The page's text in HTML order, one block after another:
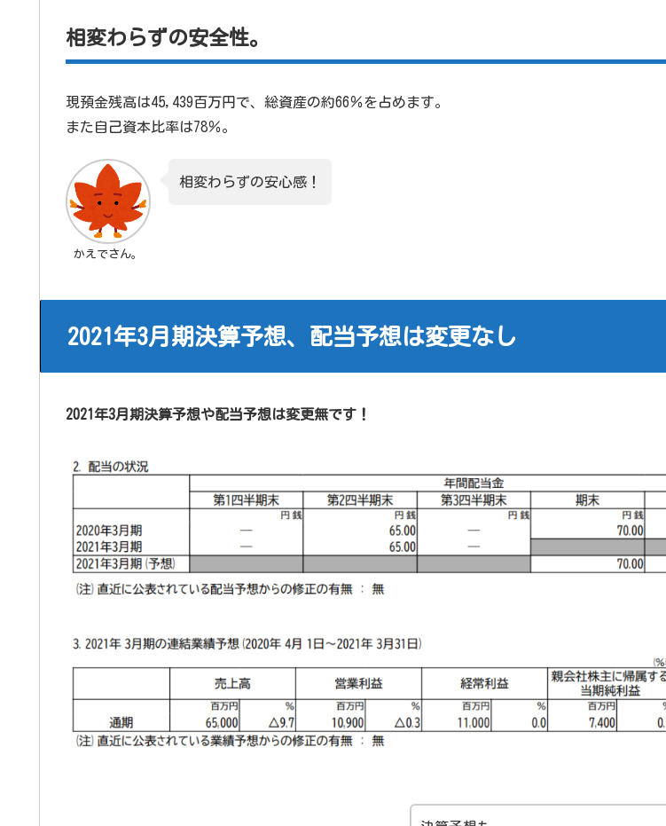
相変わらずの安全性。
現預金残高は45,439百万円で、総資産の約66％を占めます。
また自己資本比率は78％。
かえでさん。
相変わらずの安心感！
2021年3月期決算予想、配当予想は変更なし
2021年3月期決算予想や配当予想は変更無です！